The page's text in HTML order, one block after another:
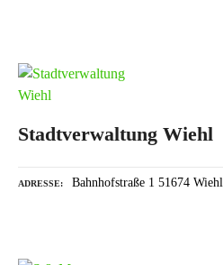
Stadtverwaltung Wiehl
ADRESSE Bahnhofstraße 1 51674 Wiehl